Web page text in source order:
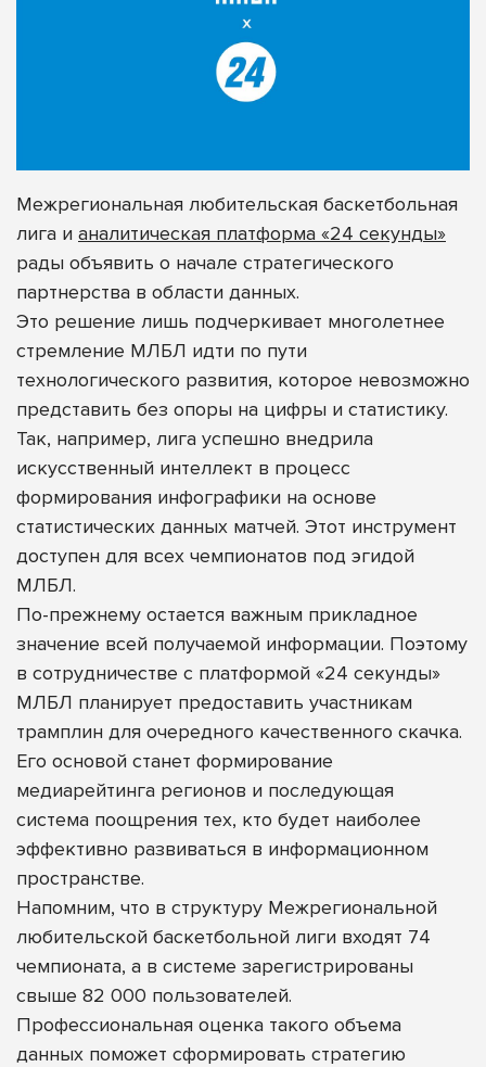
Межрегиональная любительская баскетбольная
лига и аналитическая платформа «24 секунды»
рады объявить о начале стратегического
партнерства в области данных.
Это решение лишь подчеркивает многолетнее
стремление МЛБЛ идти по пути
технологического развития, которое невозможно
представить без опоры на цифры и статистику.
Так, например, лига успешно внедрила
искусственный интеллект в процесс
формирования инфографики на основе
статистических данных матчей. Этот инструмент
доступен для всех чемпионатов под эгидой
МЛБЛ.
По-прежнему остается важным прикладное
значение всей получаемой информации. Поэтому
в сотрудничестве с платформой «24 секунды»
МЛБЛ планирует предоставить участникам
трамплин для очередного качественного скачка.
Его основой станет формирование
медиарейтинга регионов и последующая
система поощрения тех, кто будет наиболее
эффективно развиваться в информационном
пространстве.
Напомним, что в структуру Межрегиональной
любительской баскетбольной лиги входят 74
чемпионата, а в системе зарегистрированы
свыше 82 000 пользователей.
Профессиональная оценка такого объема
данных поможет сформировать стратегию